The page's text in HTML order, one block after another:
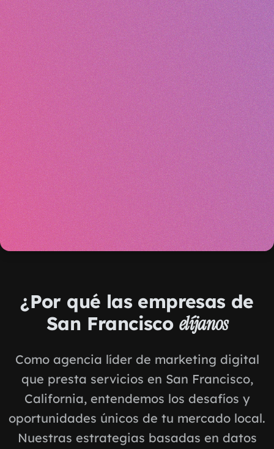
¿Por qué las empresas de
San Francisco elíjanos
Como agencia líder de marketing digital
que presta servicios en San Francisco,
California, entendemos los desafíos y
oportunidades únicos de tu mercado local.
Nuestras estrategias basadas en datos